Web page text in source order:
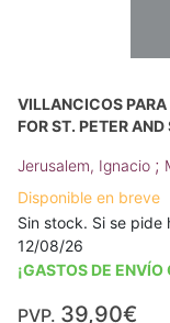
VILLANCICOS
FOR ST. PETER
Jerusalem, Ignacio ;
Disponible en breve
Sin stock. Si se pide
12/08/26
¡GASTOS DE ENVÍO
PVP. 39,90€